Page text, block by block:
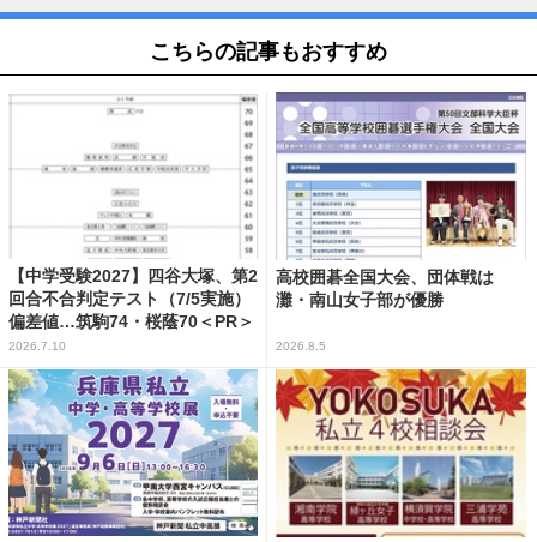
こちらの記事もおすすめ
【中学受験2027】四谷大塚、第2
回合不合判定テスト（7/5実施）
偏差値…筑駒74・桜蔭70＜PR＞
2026.7.10
高校囲碁全国大会、団体戦は
灘・南山女子部が優勝
2026.8.5